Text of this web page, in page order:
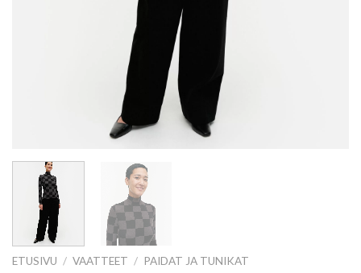
ETUSIVU / VAATTEET / PAIDAT JA TUNIKAT